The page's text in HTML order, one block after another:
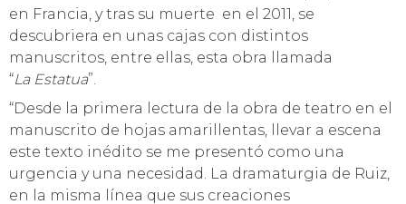
en Francia, y tras su muerte en el 2011, se
descubriera en unas cajas con distintos
manuscritos, entre ellas, esta obra llamada
“La Estatua”.
“Desde la primera lectura de la obra de teatro en el
manuscrito de hojas amarillentas, llevar a escena
este texto inédito se me presentó como una
urgencia y una necesidad. La dramaturgia de Ruiz,
en la misma línea que sus creaciones